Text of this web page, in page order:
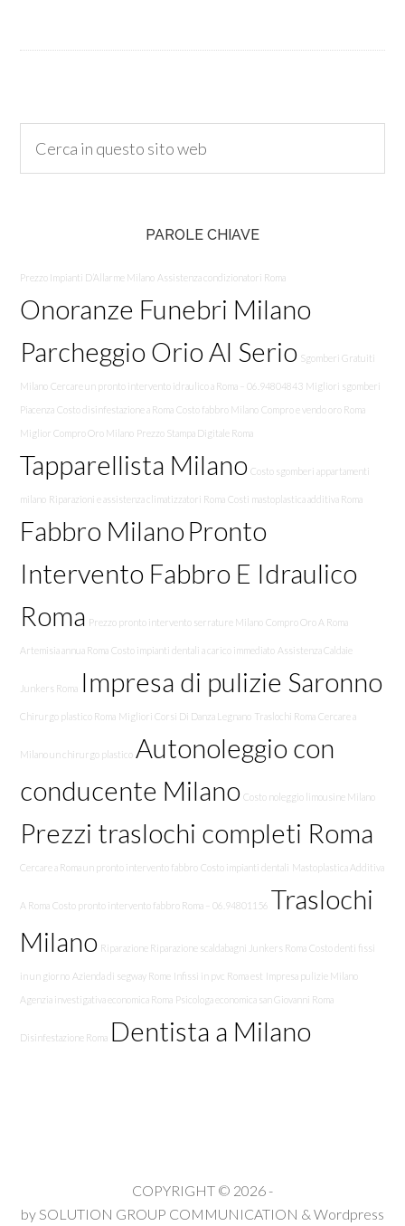
PAROLE CHIAVE
Prezzo Impianti D’Allarme Milano Assistenza condizionatori Roma
Onoranze Funebri Milano
Parcheggio Orio Al Serio Sgomberi Gratuiti
Milano Cercare un pronto intervento idraulico a Roma – 06.94804843 Migliori sgomberi
Piacenza Costo disinfestazione a Roma Costo fabbro Milano Compro e vendo oro Roma
Miglior Compro Oro Milano Prezzo Stampa Digitale Roma
Tapparellista Milano Costo sgomberi appartamenti
milano Riparazioni e assistenza climatizzatori Roma Costi mastoplastica additiva Roma
Fabbro MilanoPronto
Intervento Fabbro E Idraulico
Roma Prezzo pronto intervento serrature Milano Compro Oro A Roma
Artemisia annua Roma Costo impianti dentali a carico immediato Assistenza Caldaie
Junkers Roma Impresa di pulizie Saronno
Chirurgo plastico Roma Migliori Corsi Di Danza Legnano Traslochi Roma Cercare a
Milano un chirurgo plastico Autonoleggio con
conducente Milano Costo noleggio limousine Milano
Prezzi traslochi completi Roma
Cercare a Roma un pronto intervento fabbro Costo impianti dentali Mastoplastica Additiva
A Roma Costo pronto intervento fabbro Roma – 06.94801156 Traslochi
Milano Riparazione Riparazione scaldabagni Junkers Roma Costo denti fissi
in un giorno Azienda di segway Rome Infissi in pvc Roma est Impresa pulizie Milano
Agenzia investigativa economica Roma Psicologa economica san Giovanni Roma
Disinfestazione Roma Dentista a Milano
COPYRIGHT © 2026 -
bySOLUTION GROUP COMMUNICATION & Wordpress